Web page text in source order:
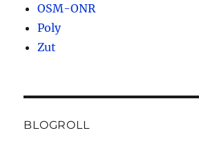
OSM-ONR
Poly
Zut
BLOGROLL